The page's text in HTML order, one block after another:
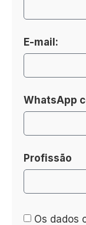
E-mail:
WhatsApp
Profissão
Os dados